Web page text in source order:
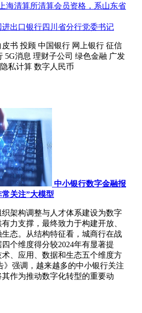
海清算所清算会员资格，系山东省
出口银行四川省分行党委书记
皮书 投顾 中国银行 网上银行 征信
5G消息 理财子公司 绿色金融 广发
隐私计算 数字人民币
中小银行数字金融报
关注”大模型
架构调整与人才体系建设为数字
力支撑，最终致力于构建开放、
态。从结构特征看，城商行在战
个维度得分较2024年有显著提
、应用、数据和生态五个维度方
》强调，越来越多的中小银行关注
作为推动数字化转型的重要动